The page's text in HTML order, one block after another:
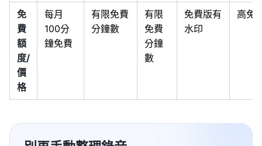
免
費
額
度/
價
格
每月
100分
鐘免費
有限免費
分鐘數
有限
免費
分鐘
數
免費版有
水印
高免